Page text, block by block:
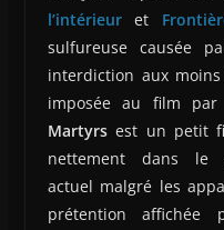
l’intérieuret
sulfureuse causée
interdiction aux
imposée au film par
Martyrsest un petit
nettement dans le
actuel malgré les
prétention